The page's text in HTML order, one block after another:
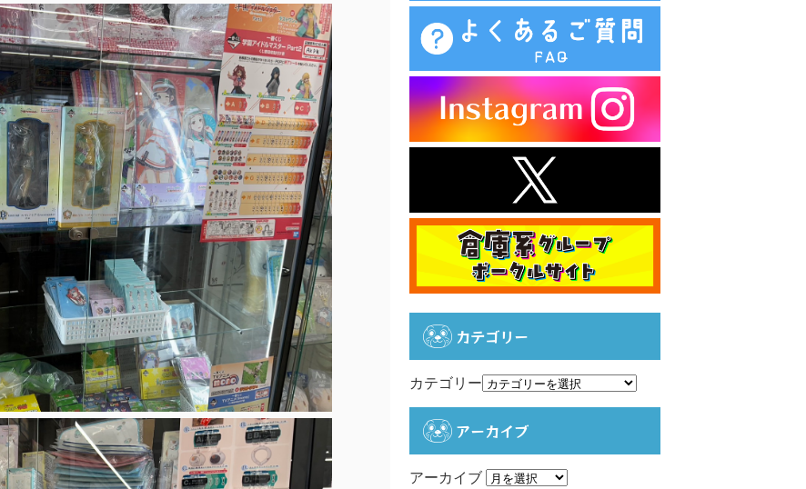
カテゴリー
カテゴリー
アーカイブ
アーカイブ